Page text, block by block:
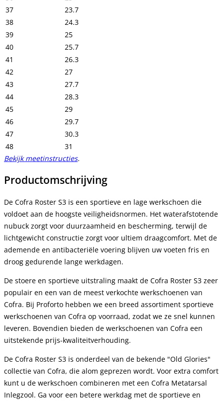
37
23.7
38
24.3
39
25
40
25.7
41
26.3
42
27
43
27.7
44
28.3
45
29
46
29.7
47
30.3
48
31
Bekijk meetinstructies.
Productomschrijving
De Cofra Roster S3 is een sportieve en lage werkschoen die
voldoet aan de hoogste veiligheidsnormen. Het waterafstotende
nubuck zorgt voor duurzaamheid en bescherming, terwijl de
lichtgewicht constructie zorgt voor ultiem draagcomfort. Met de
ademende en antibacteriële voering blijven uw voeten fris en
droog gedurende lange werkdagen.
De stoere en sportieve uitstraling maakt de Cofra Roster S3 zeer
populair en een van de meest verkochte werkschoenen van
Cofra. Bij Proforto hebben we een breed assortiment sportieve
werkschoenen van Cofra op voorraad, zodat we ze snel kunnen
leveren. Bovendien bieden de werkschoenen van Cofra een
uitstekende prijs-kwaliteitverhouding.
De Cofra Roster S3 is onderdeel van de bekende "Old Glories"
collectie van Cofra, die alom geprezen wordt. Voor extra comfort
kunt u de werkschoen combineren met een Cofra Metatarsal
Inlegzool. Ga voor een betere werkdag met de sportieve en